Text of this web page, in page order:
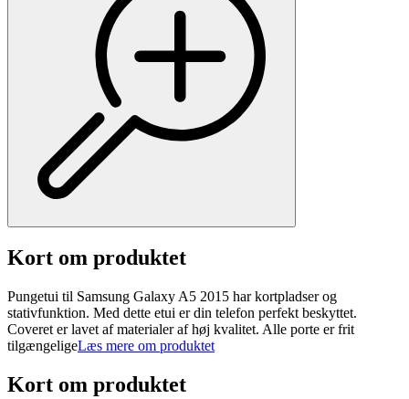
Kort om produktet
Pungetui til Samsung Galaxy A5 2015 har kortpladser og
stativfunktion. Med dette etui er din telefon perfekt beskyttet.
Coveret er lavet af materialer af høj kvalitet. Alle porte er frit
tilgængeligeLæs mere om produktet
Kort om produktet